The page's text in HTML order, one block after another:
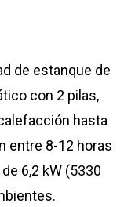
de estanque de
con 2 pilas,
hasta
entre 8-12 horas
6,2 kW (5330